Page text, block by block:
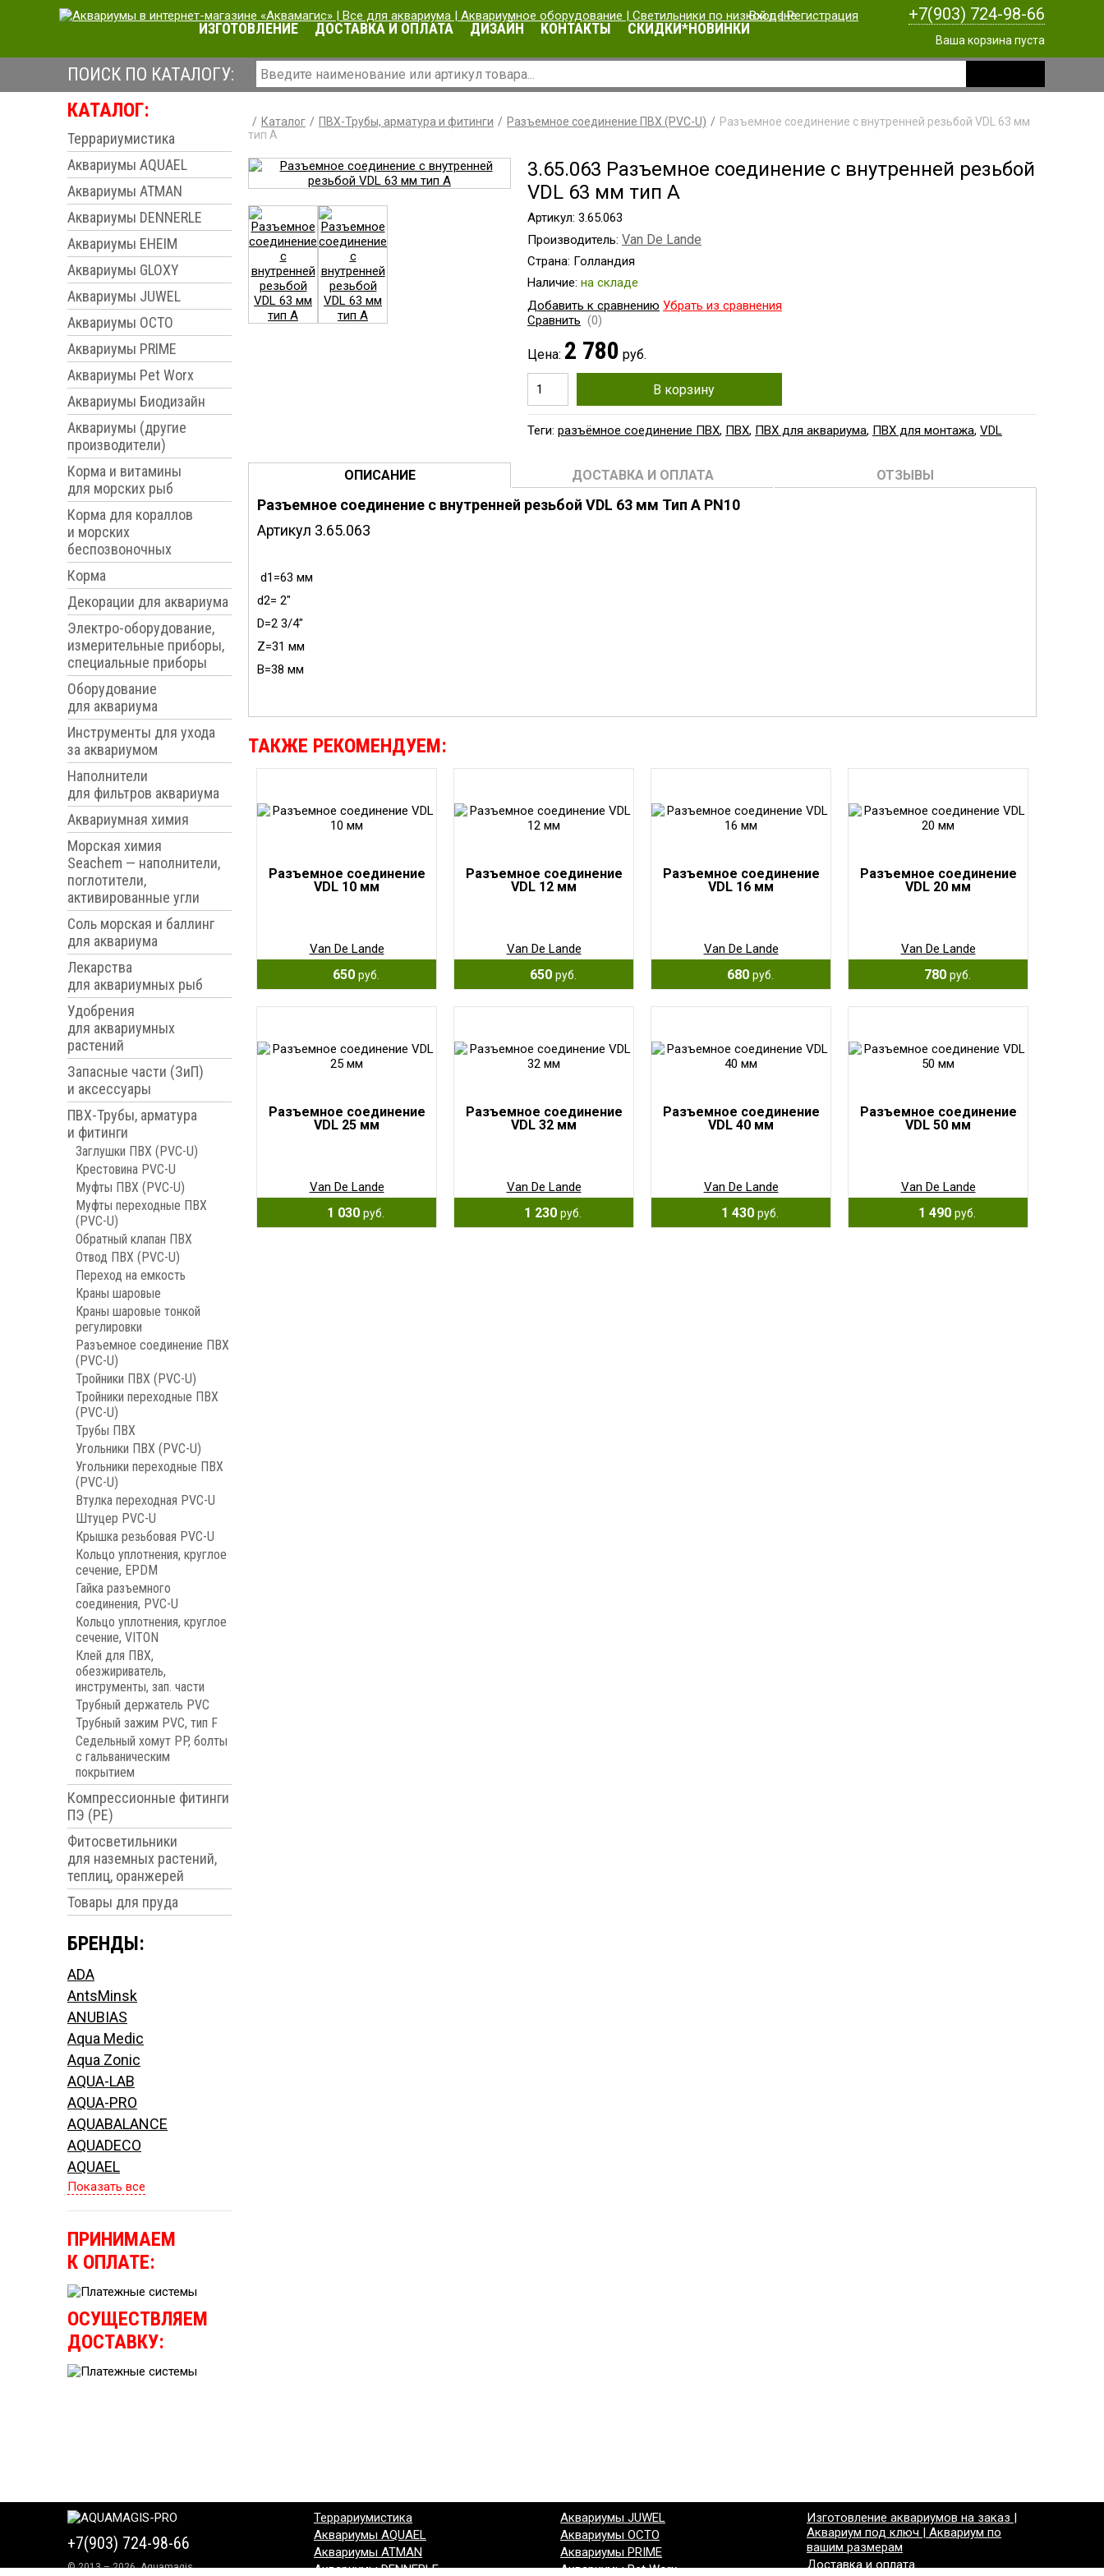
Вход|Регистрация +7(903) 724-98-66
Ваша корзина пуста
ИЗГОТОВЛЕНИЕ ДОСТАВКА И ОПЛАТА ДИЗАЙН КОНТАКТЫ СКИДКИ*НОВИНКИ
ПОИСК ПО КАТАЛОГУ:
КАТАЛОГ:
Террариумистика
Аквариумы AQUAEL
Аквариумы ATMAN
Аквариумы DENNERLE
Аквариумы EHEIM
Аквариумы GLOXY
Аквариумы JUWEL
Аквариумы OCTO
Аквариумы PRIME
Аквариумы Pet Worx
Аквариумы Биодизайн
Аквариумы (другие
производители)
Корма и витамины
для морских рыб
Корма для кораллов
и морских
беспозвоночных
Корма
Декорации для аквариума
Электро-оборудование,
измерительные приборы,
специальные приборы
Оборудование
для аквариума
Инструменты для ухода
за аквариумом
Наполнители
для фильтров аквариума
Аквариумная химия
Морская химия
Seachem — наполнители,
поглотители,
активированные угли
Соль морская и баллинг
для аквариума
Лекарства
для аквариумных рыб
Удобрения
для аквариумных
растений
Запасные части (ЗиП)
и аксессуары
ПВХ-Трубы, арматура
и фитинги
Заглушки ПВХ (PVC-U)
Крестовина PVC-U
Муфты ПВХ (PVC-U)
Муфты переходные ПВХ
(PVC-U)
Обратный клапан ПВХ
Отвод ПВХ (PVC-U)
Переход на емкость
Краны шаровые
Краны шаровые тонкой
регулировки
Разъемное соединение ПВХ
(PVC-U)
Тройники ПВХ (PVC-U)
Тройники переходные ПВХ
(PVC-U)
Трубы ПВХ
Угольники ПВХ (PVC-U)
Угольники переходные ПВХ
(PVC-U)
Втулка переходная PVC-U
Штуцер PVC-U
Крышка резьбовая PVC-U
Кольцо уплотнения, круглое
сечение, EPDM
Гайка разъемного
соединения, PVC-U
Кольцо уплотнения, круглое
сечение, VITON
Клей для ПВХ,
обезжириватель,
инструменты, зап. части
Трубный держатель PVC
Трубный зажим PVC, тип F
Седельный хомут PP, болты
с гальваническим
покрытием
Компрессионные фитинги
ПЭ (PE)
Фитосветильники
для наземных растений,
теплиц, оранжерей
Товары для пруда
БРЕНДЫ:
ADA
AntsMinsk
ANUBIAS
Aqua Medic
Aqua Zonic
AQUA-LAB
AQUA-PRO
AQUABALANCE
AQUADECO
AQUAEL
Показать все
ПРИНИМАЕМ
К ОПЛАТЕ:
ОСУЩЕСТВЛЯЕМ
ДОСТАВКУ:
Каталог ПВХ-Трубы, арматура и фитинги Разъемное соединение ПВХ (PVC-U)
Разъемное соединение c внутренней резьбой VDL 63 мм
тип А
3.65.063 Разъемное соединение c внутренней резьбой
VDL 63 мм тип А
Артикул: 3.65.063
Производитель: Van De Lande
Страна: Голландия
Наличие: на складе
Добавить к сравнению Убрать из сравнения
Сравнить (0)
Цена: 2 780 руб.
В корзину
Теги: разъёмное соединение ПВХ, ПВХ, ПВХ для аквариума, ПВХ для монтажа, VDL
ОПИСАНИЕ ДОСТАВКА И ОПЛАТА ОТЗЫВЫ
Разъемное соединение c внутренней резьбой VDL 63 мм Тип А PN10
Артикул 3.65.063
d1=63 мм
d2= 2"
D=2 3/4"
Z=31 мм
В=38 мм
ТАКЖЕ РЕКОМЕНДУЕМ:
Разъемное соединение
VDL 10 мм
Van De Lande
650 руб.
Разъемное соединение
VDL 12 мм
Van De Lande
650 руб.
Разъемное соединение
VDL 16 мм
Van De Lande
680 руб.
Разъемное соединение
VDL 20 мм
Van De Lande
780 руб.
Разъемное соединение
VDL 25 мм
Van De Lande
1 030 руб.
Разъемное соединение
VDL 32 мм
Van De Lande
1 230 руб.
Разъемное соединение
VDL 40 мм
Van De Lande
1 430 руб.
Разъемное соединение
VDL 50 мм
Van De Lande
1 490 руб.
+7(903) 724-98-66
© 2013 – 2026, Aquamagis
Террариумистика
Аквариумы AQUAEL
Аквариумы ATMAN
Аквариумы DENNERLE
Аквариумы JUWEL
Аквариумы OCTO
Аквариумы PRIME
Аквариумы Pet Worx
Изготовление аквариумов на заказ |
Аквариум под ключ | Аквариум по
вашим размерам
Доставка и оплата